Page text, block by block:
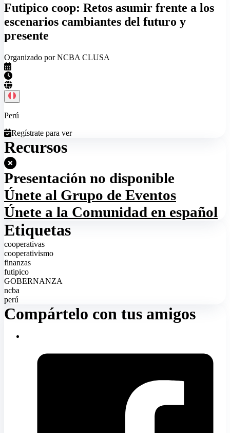
Futipico coop: Retos asumir frente a los
escenarios cambiantes del futuro y
presente
Organizado por NCBA CLUSA
Perú
Regístrate para ver
Recursos
Presentación no disponible
Únete al Grupo de Eventos
Únete a la Comunidad en español
Etiquetas
cooperativas
cooperativismo
finanzas
futipico
GOBERNANZA
ncba
perú
Compártelo con tus amigos